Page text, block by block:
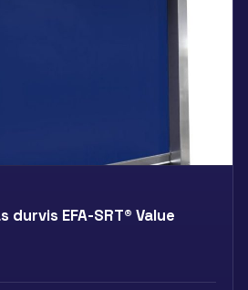
EFA-SRT® Value